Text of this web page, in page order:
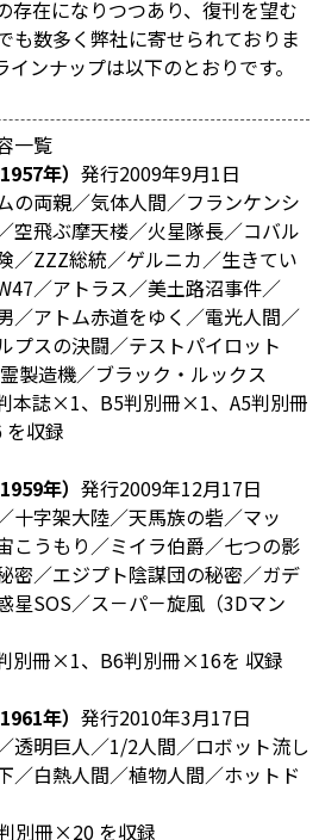
存在になりつつあり、復刊を望む
も数多く弊社に寄せられておりま
ンナップは以下のとおりです。
一覧
年） 発行2009年9月1日
の両親／気体人間／フランケンシ
空飛ぶ摩天楼／火星隊長／コバル
／ZZZ総統／ゲルニカ／生きてい
／アトラス／美土路沼事件／
アトム赤道をゆく／電光人間／
プスの決闘／テストパイロット
製造機／ブラック・ルックス
本誌×1、B5判別冊×1、A5判別冊
収録
年） 発行2009年12月17日
十字架大陸／天馬族の砦／マッ
こうもり／ミイラ伯爵／七つの影
密／エジプト陰謀団の秘密／ガデ
星SOS／ス－パ－旋風（3Dマン
別冊×1、B6判別冊×16を 収録
年） 発行2010年3月17日
透明巨人／1/2人間／ロボット流し
／白熱人間／植物人間／ホットド
別冊×20 を収録